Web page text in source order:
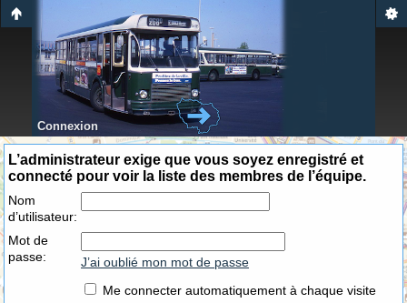
Connexion
L’administrateur exige que vous soyez enregistré et
connecté pour voir la liste des membres de l’équipe.
Nom
d’utilisateur:
Mot de
passe:
J’ai oublié mon mot de passe
Me connecter automatiquement à chaque visite